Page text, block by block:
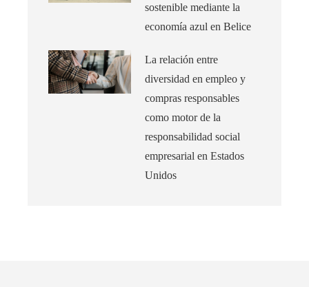
sostenible mediante la
economía azul en Belice
La relación entre
diversidad en empleo y
compras responsables
como motor de la
responsabilidad social
empresarial en Estados
Unidos